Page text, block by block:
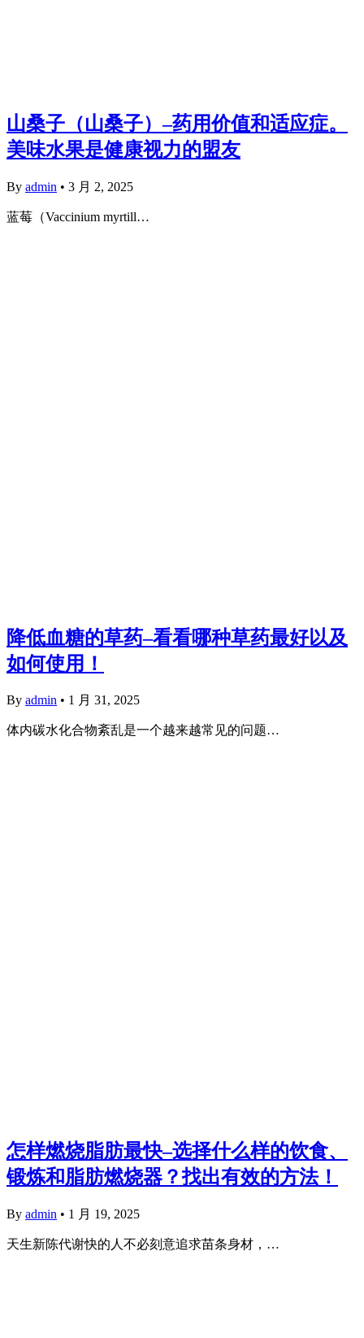
山桑子（山桑子）–药用价值和适应症。
美味水果是健康视力的盟友
By admin • 3 月 2, 2025
蓝莓（Vaccinium myrtill…
降低血糖的草药–看看哪种草药最好以及
如何使用！
By admin • 1 月 31, 2025
体内碳水化合物紊乱是一个越来越常见的问题…
怎样燃烧脂肪最快–选择什么样的饮食、
锻炼和脂肪燃烧器？找出有效的方法！
By admin • 1 月 19, 2025
天生新陈代谢快的人不必刻意追求苗条身材，…